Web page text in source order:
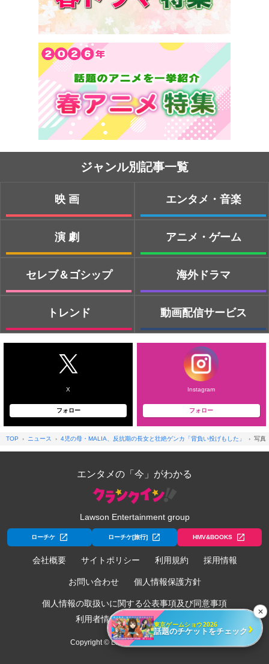
ジャンル別記事一覧
映画
演劇
セレブ＆ゴシップ
トレンド
エンタメ・音楽
アニメ・ゲーム
海外ドラマ
動画配信サービス
X
フォロー
Instagram
フォロー
TOP ニュース 4児の母・MALIA、反抗期の長女と壮絶ゲンカ「背負い投げもした」 写真
エンタメの「今」がわかる
Lawson Entertainment group
ローチケ ローチケ[旅行] HMV&BOOKS
会社概要 サイトポリシー 利用規約 採用情報
お問い合わせ 個人情報保護方針
個人情報の取扱いに関する公表事項及び同意事項
利用者情報の外部送信について
Copyright © Lawson Entertainment, Inc.
✕
東京ゲームショウ2026
話題のチケットをチェック ›